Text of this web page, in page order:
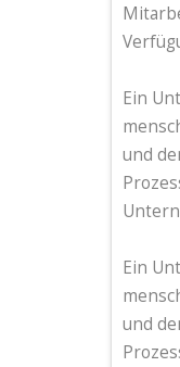
Ein
und
Ein
und